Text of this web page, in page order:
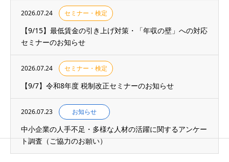
2026.07.24 セミナー・検定
【9/15】最低賃金の引き上げ対策・「年収の壁」への対応
セミナーのお知らせ
2026.07.24 セミナー・検定
【9/7】令和8年度 税制改正セミナーのお知らせ
2026.07.23 お知らせ
中小企業の人手不足・多様な人材の活躍に関するアンケー
ト調査（ご協力のお願い）